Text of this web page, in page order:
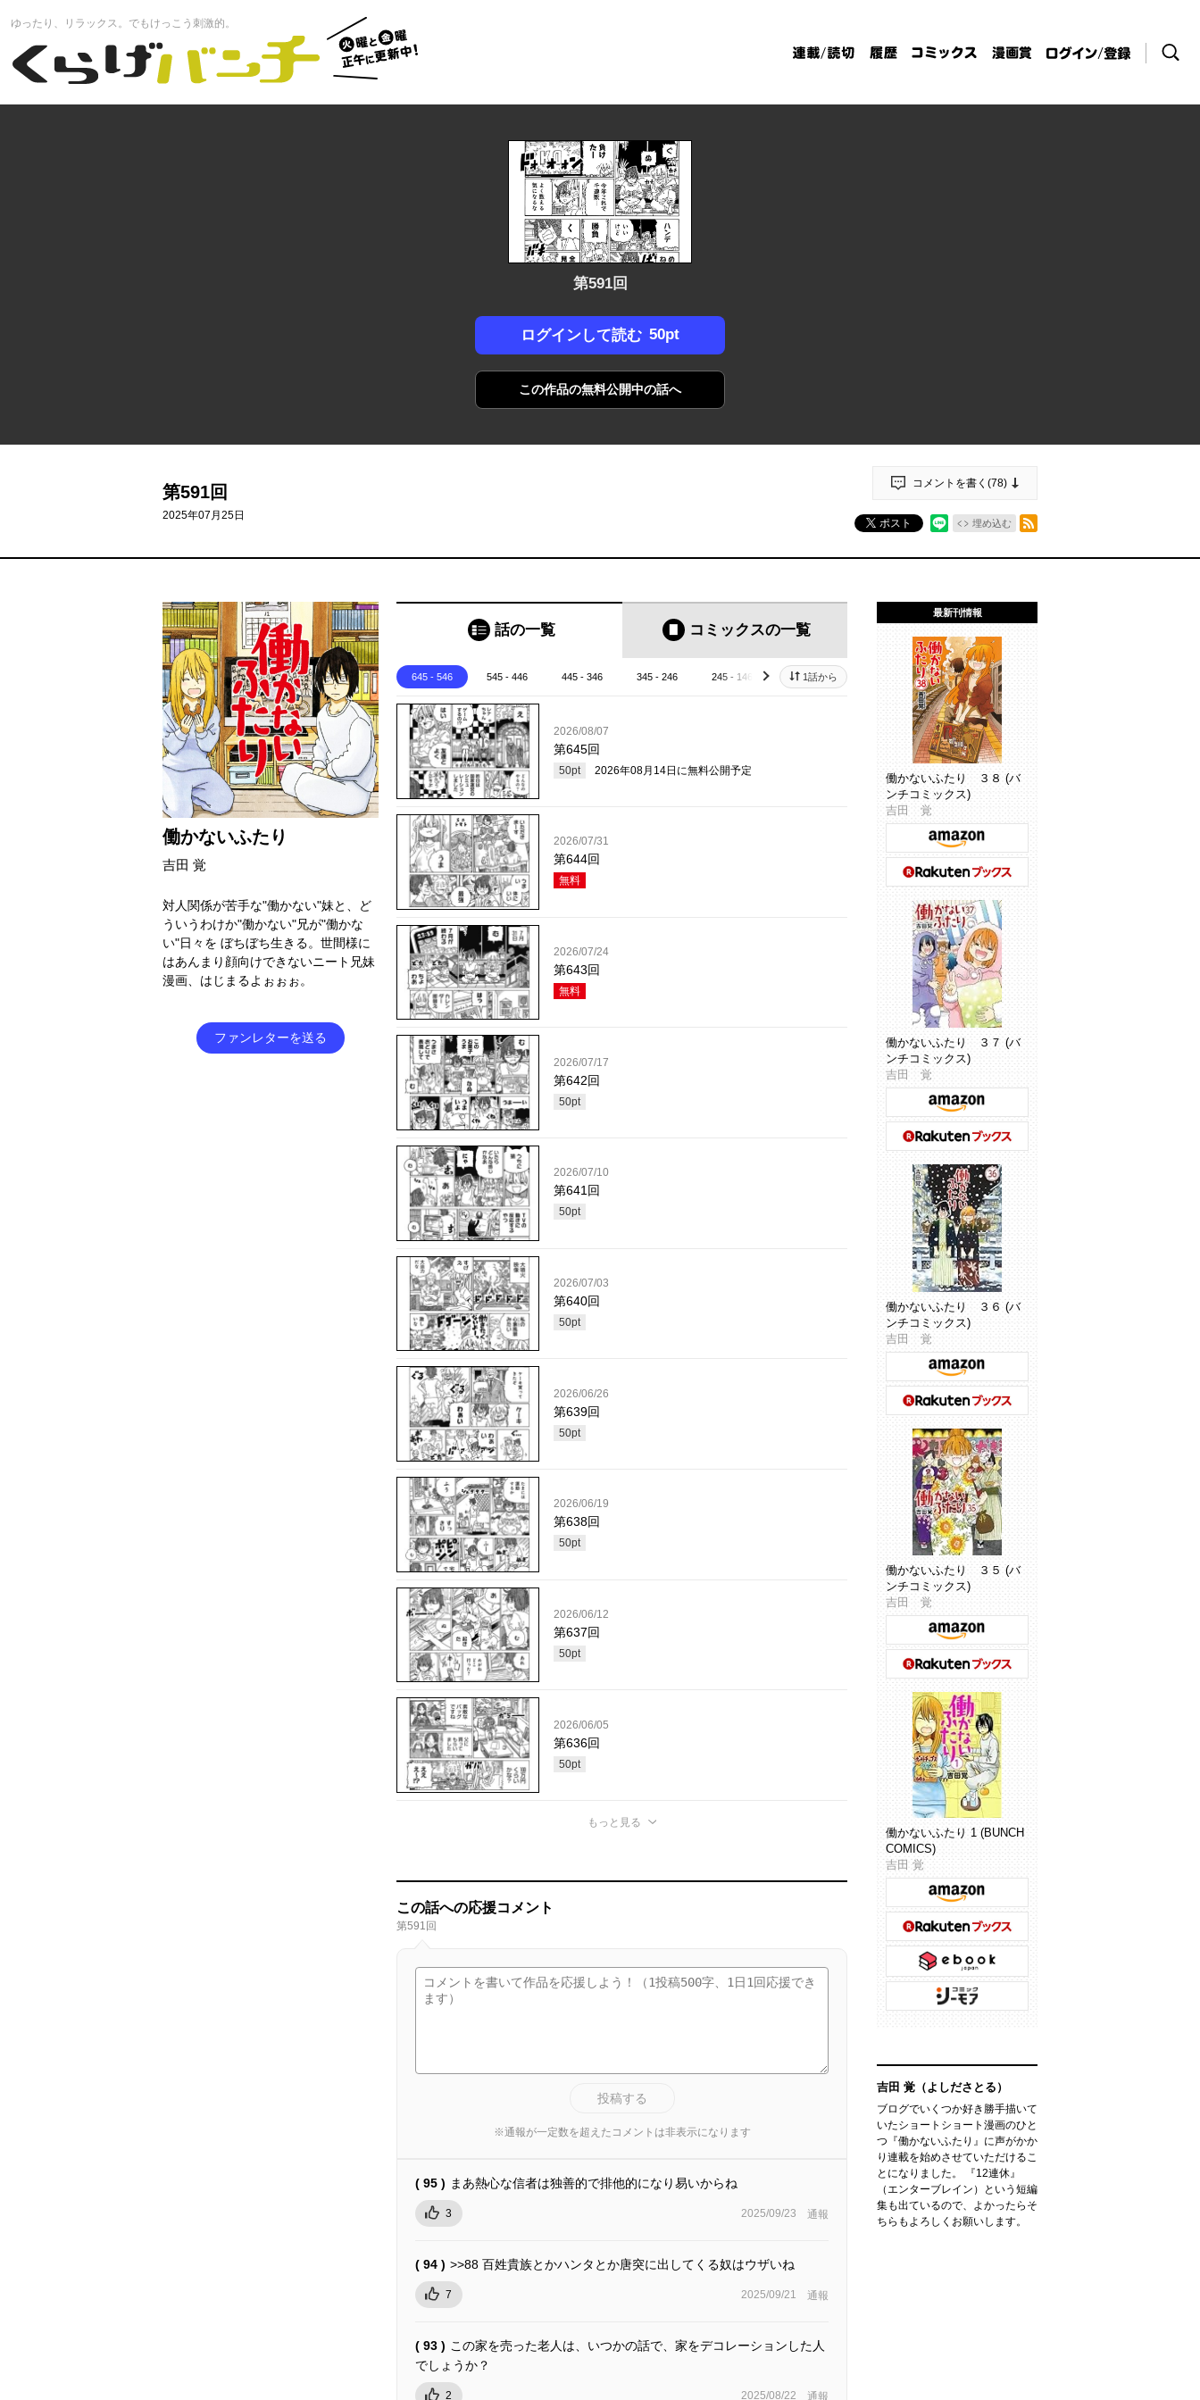
くらげバンチ
火曜と金
曜正午に
更新中！
ゆったり、リラックス。でもけっこう刺激的。
連載/読切 履歴 コミックス 漫画賞
ログイン / 登
録
検索
第591回
ログインして読む 50pt
この作品の無料公開中の話へ
第591回
2025年07月25日
コメントを書く(78)
ポスト 埋め込む
働かないふたり
吉田 覚
対人関係が苦手な"働かない"妹と、ど
ういうわけか"働かない"兄が"働かな
い"日々を ぼちぼち生きる。世間様に
はあんまり顔向けできないニート兄妹
漫画、はじまるよぉぉぉ。
ファンレターを送る
話の一覧 コミックスの一覧
645 - 546 545 - 446 445 - 346 345 - 246 245 - 146 145 - 46
next 1話から
2026/08/07
第645回
50pt 2026年08月14日 に無料公開予定
2026/07/31
第644回
無料
2026/07/24
第643回
無料
2026/07/17
第642回
50pt
2026/07/10
第641回
50pt
2026/07/03
第640回
50pt
2026/06/26
第639回
50pt
2026/06/19
第638回
50pt
2026/06/12
第637回
50pt
2026/06/05
第636回
50pt
もっと見る
この話への応援コメント
第591回
投稿する
※通報が一定数を超えたコメントは非表示になります
( 95 ) まあ熱心な信者は独善的で排他的になり易いからね
3 2025/09/23 通報
( 94 ) >>88 百姓貴族とかハンタとか唐突に出してくる奴はウザいね
7 2025/09/21 通報
( 93 ) この家を売った老人は、いつかの話で、家をデコレーションした人
でしょうか？
2 2025/08/22 通報
最新刊情報
働かないふたり ３８ (バ
ンチコミックス)
吉田 覚
働かないふたり ３７ (バ
ンチコミックス)
吉田 覚
働かないふたり ３６ (バ
ンチコミックス)
吉田 覚
働かないふたり ３５ (バ
ンチコミックス)
吉田 覚
働かないふたり 1 (BUNCH
COMICS)
吉田 覚
吉田 覚（よしださとる）
ブログでいくつか好き勝手描いて
いたショートショート漫画のひと
つ『働かないふたり』に声がかか
り連載を始めさせていただけるこ
とになりました。 『12連休』
（エンターブレイン）という短編
集も出ているので、よかったらそ
ちらもよろしくお願いします。